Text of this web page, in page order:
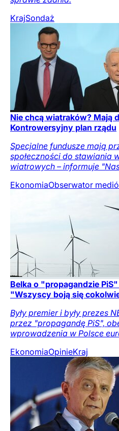
KrajSondaż
Nie chcą wiatraków? Mają
Kontrowersyjny plan rządu
Specjalne fundusze mają
społeczności do stawiania
wiatrowych – informuje
EkonomiaObserwator
Belka o "propagandzie
"Wszyscy boją się
Były premier i były prezes
przez "propagandę PiS",
wprowadzenia w Polsce
EkonomiaOpinieKraj